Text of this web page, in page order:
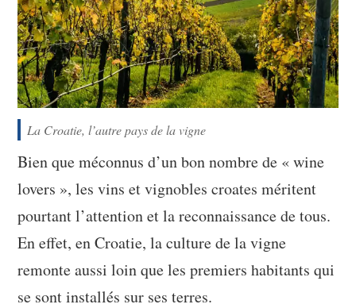
La Croatie, l’autre pays de la vigne
Bien que méconnus d’un bon nombre de « wine
lovers », les vins et vignobles croates méritent
pourtant l’attention et la reconnaissance de tous.
En effet, en Croatie, la culture de la vigne
remonte aussi loin que les premiers habitants qui
se sont installés sur ses terres.